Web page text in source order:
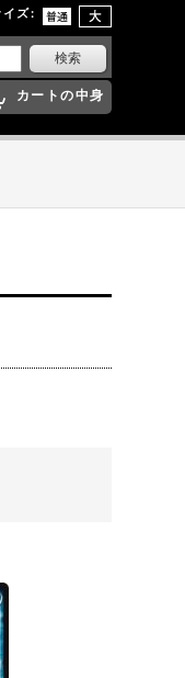
ズ:
カートの中身